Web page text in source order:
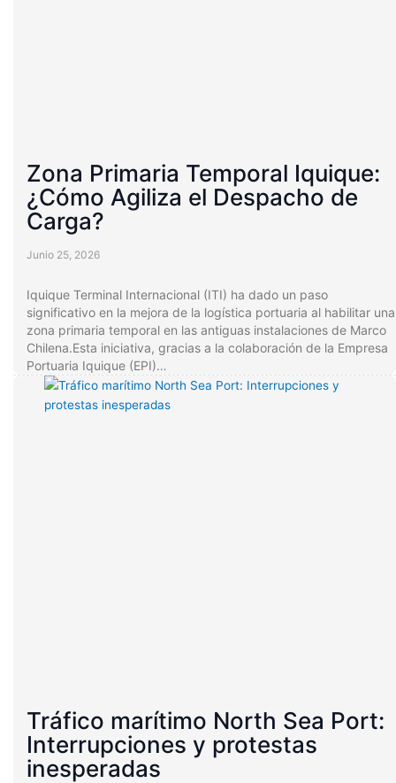
Zona Primaria Temporal Iquique:
¿Cómo Agiliza el Despacho de
Carga?
Junio 25, 2026
Iquique Terminal Internacional (ITI) ha dado un paso
significativo en la mejora de la logística portuaria al habilitar una
zona primaria temporal en las antiguas instalaciones de Marco
Chilena.Esta iniciativa, gracias a la colaboración de la Empresa
Portuaria Iquique (EPI)…
Tráfico marítimo North Sea Port:
Interrupciones y protestas
inesperadas